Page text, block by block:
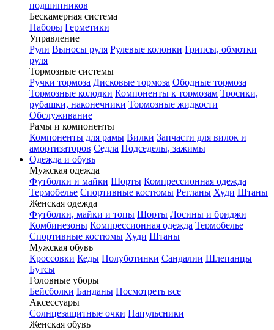
подшипников
Бескамерная система
Наборы Герметики
Управление
Рули Выносы руля Рулевые колонки Грипсы, обмотки
руля
Тормозные системы
Ручки тормоза Дисковые тормоза Ободные тормоза
Тормозные колодки Компоненты к тормозам Тросики,
рубашки, наконечники Тормозные жидкости
Обслуживание
Рамы и компоненты
Компоненты для рамы Вилки Запчасти для вилок и
амортизаторов Седла Подседелы, зажимы
Одежда и обувь
Мужская одежда
Футболки и майки Шорты Компрессионная одежда
Термобелье Спортивные костюмы Регланы Худи Штаны
Женская одежда
Футболки, майки и топы Шорты Лосины и бриджи
Комбинезоны Компрессионная одежда Термобелье
Спортивные костюмы Худи Штаны
Мужская обувь
Кроссовки Кеды Полуботинки Сандалии Шлепанцы
Бутсы
Головные уборы
Бейсболки Банданы Посмотреть все
Аксессуары
Солнцезащитные очки Напульсники
Женская обувь